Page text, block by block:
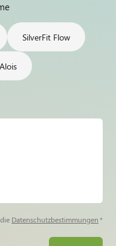
SilverFit Flow
Datenschutzbestimmungen *